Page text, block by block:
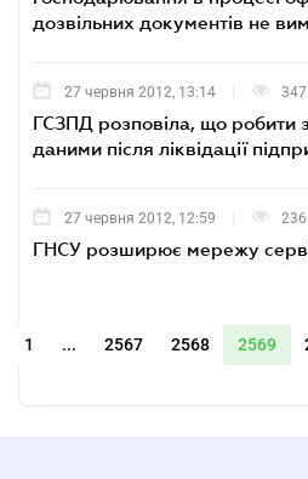
дозвільних документів не
27 червня 2012, 13:14 347
ГСЗПД розповіла, що робити
даними після ліквідації
27 червня 2012, 12:59 236
ГНСУ розширює мережу
1 ... 2567 2568 2569